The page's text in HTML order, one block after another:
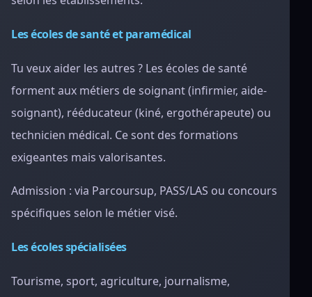
Les écoles de santé et paramédical
Tu veux aider les autres ? Les écoles de santé
forment aux métiers de soignant (infirmier, aide-
soignant), rééducateur (kiné, ergothérapeute) ou
technicien médical. Ce sont des formations
exigeantes mais valorisantes.
Admission : via Parcoursup, PASS/LAS ou concours
spécifiques selon le métier visé.
Les écoles spécialisées
Tourisme, sport, agriculture, journalisme,